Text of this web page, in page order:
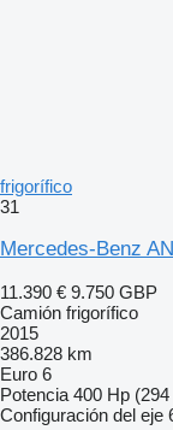
frigorífico
31
Mercedes-Benz
11.390 € 9.750 GBP
Camión frigorífico
2015
386.828 km
Euro 6
Potencia 400 Hp
Configuración del eje